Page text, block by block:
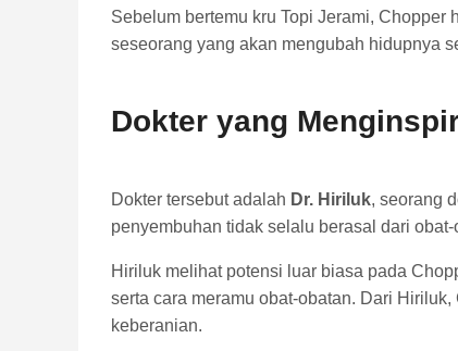
Sebelum bertemu kru Topi Jerami,
seseorang yang akan mengubah hidupnya
Dokter yang
Dokter tersebut adalah Dr. Hiriluk, seorang
penyembuhan tidak selalu berasal dari
Hiriluk melihat potensi luar biasa pada
serta cara meramu obat-obatan. Dari
keberanian.